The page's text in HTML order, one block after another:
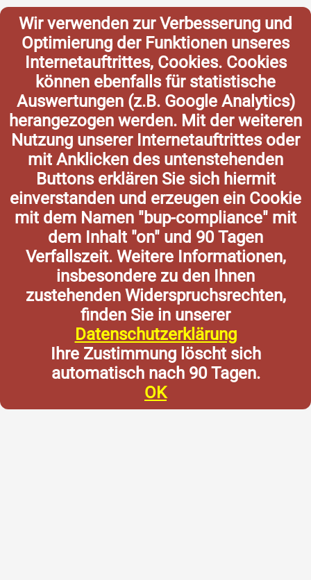
Wir verwenden zur Verbesserung und
Optimierung der Funktionen unseres
Internetauftrittes, Cookies. Cookies
können ebenfalls für statistische
Auswertungen (z.B. Google Analytics)
herangezogen werden. Mit der weiteren
Nutzung unserer Internetauftrittes oder
mit Anklicken des untenstehenden
Buttons erklären Sie sich hiermit
einverstanden und erzeugen ein Cookie
mit dem Namen "bup-compliance" mit
dem Inhalt "on" und 90 Tagen
Verfallszeit. Weitere Informationen,
insbesondere zu den Ihnen
zustehenden Widerspruchsrechten,
finden Sie in unserer
Datenschutzerklärung
Ihre Zustimmung löscht sich
automatisch nach 90 Tagen.
OK